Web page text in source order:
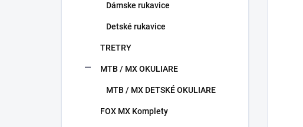
Dámske rukavice
Detské rukavice
TRETRY
MTB / MX OKULIARE
MTB / MX DETSKÉ OKULIARE
FOX MX Komplety